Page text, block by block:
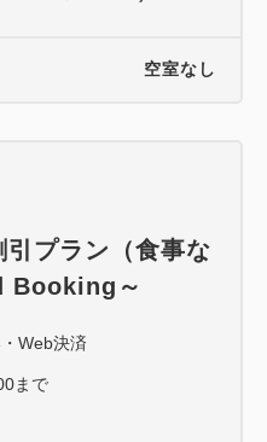
空室なし
プラン（食事な
～
Web決済
まで